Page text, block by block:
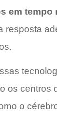
em tempo
resposta
os centros
o